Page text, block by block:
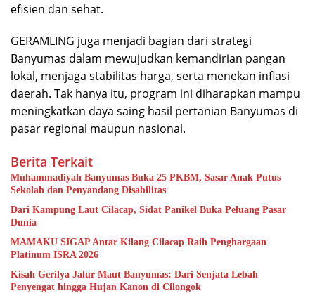
efisien dan sehat.
GERAMLING juga menjadi bagian dari strategi
Banyumas dalam mewujudkan kemandirian pangan
lokal, menjaga stabilitas harga, serta menekan inflasi
daerah. Tak hanya itu, program ini diharapkan mampu
meningkatkan daya saing hasil pertanian Banyumas di
pasar regional maupun nasional.
Berita Terkait
Muhammadiyah Banyumas Buka 25 PKBM, Sasar Anak Putus
Sekolah dan Penyandang Disabilitas
Dari Kampung Laut Cilacap, Sidat Panikel Buka Peluang Pasar
Dunia
MAMAKU SIGAP Antar Kilang Cilacap Raih Penghargaan
Platinum ISRA 2026
Kisah Gerilya Jalur Maut Banyumas: Dari Senjata Lebah
Penyengat hingga Hujan Kanon di Cilongok